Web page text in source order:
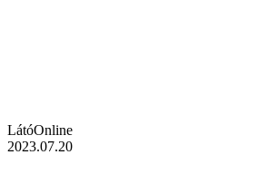
LátóOnline
2023.07.20